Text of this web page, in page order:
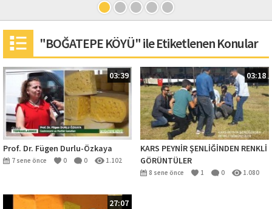
"BOĞATEPE KÖYÜ" ile Etiketlenen Konular
03:39
Prof. Dr. Fügen Durlu-Özkaya
7 sene önce 0 0 1.102
03:18
KARS PEYNİR ŞENLİĞİNDEN RENKLİ
GÖRÜNTÜLER
8 sene önce 1 0 1.080
27:07